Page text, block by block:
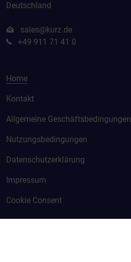
Deutschland
sales@kurz.de
+49 911 71 41 0
Home
Kontakt
Allgemeine Geschäftsbedingungen
Nutzungsbedingungen
Datenschutzerklärung
Impressum
Cookie Consent